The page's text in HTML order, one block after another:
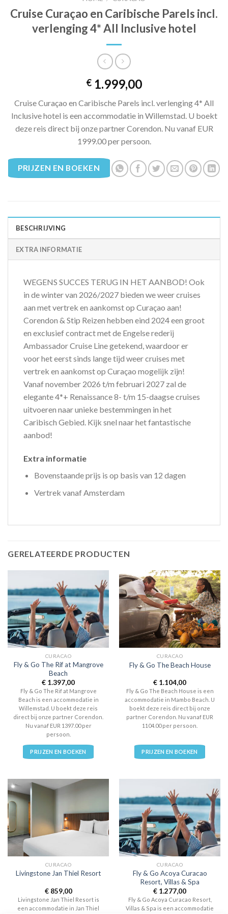
Cruise Curaçao en Caribische Parels incl.
verlenging 4* All Inclusive hotel
€ 1.999,00
Cruise Curaçao en Caribische Parels incl. verlenging 4* All
Inclusive hotel is een accommodatie in Willemstad. U boekt
deze reis direct bij onze partner Corendon. Nu vanaf EUR
1999.00 per persoon.
PRIJZEN EN BOEKEN
BESCHRIJVING
EXTRA INFORMATIE
WEGENS SUCCES TERUG IN HET AANBOD! Ook
in de winter van 2026/2027 bieden we weer cruises
aan met vertrek en aankomst op Curaçao aan!
Corendon & Stip Reizen hebben eind 2024 een groot
en exclusief contract met de Engelse rederij
Ambassador Cruise Line getekend, waardoor er
voor het eerst sinds lange tijd weer cruises met
vertrek en aankomst op Curaçao mogelijk zijn!
Vanaf november 2026 t/m februari 2027 zal de
elegante 4*+ Renaissance 8- t/m 15-daagse cruises
uitvoeren naar unieke bestemmingen in het
Caribisch Gebied. Kijk snel naar het fantastische
aanbod!
Extra informatie
Bovenstaande prijs is op basis van 12 dagen
Vertrek vanaf Amsterdam
GERELATEERDE PRODUCTEN
CURACAO
Fly & Go The Rif at Mangrove
Beach
€ 1.397,00
Fly & Go The Rif at Mangrove
Beach is een accommodatie in
Willemstad. U boekt deze reis
direct bij onze partner Corendon.
Nu vanaf EUR 1397.00 per
persoon.
PRIJZEN EN BOEKEN
CURACAO
Fly & Go The Beach House
€ 1.104,00
Fly & Go The Beach House is een
accommodatie in Mambo Beach. U
boekt deze reis direct bij onze
partner Corendon. Nu vanaf EUR
1104.00 per persoon.
PRIJZEN EN BOEKEN
CURACAO
Livingstone Jan Thiel Resort
€859,00
Livingstone Jan Thiel Resort is
een accommodatie in Jan Thiel
CURACAO
Fly & Go Acoya Curacao
Resort, Villas & Spa
€ 1.277,00
Fly & Go Acoya Curacao Resort,
Villas & Spa is een accommodatie